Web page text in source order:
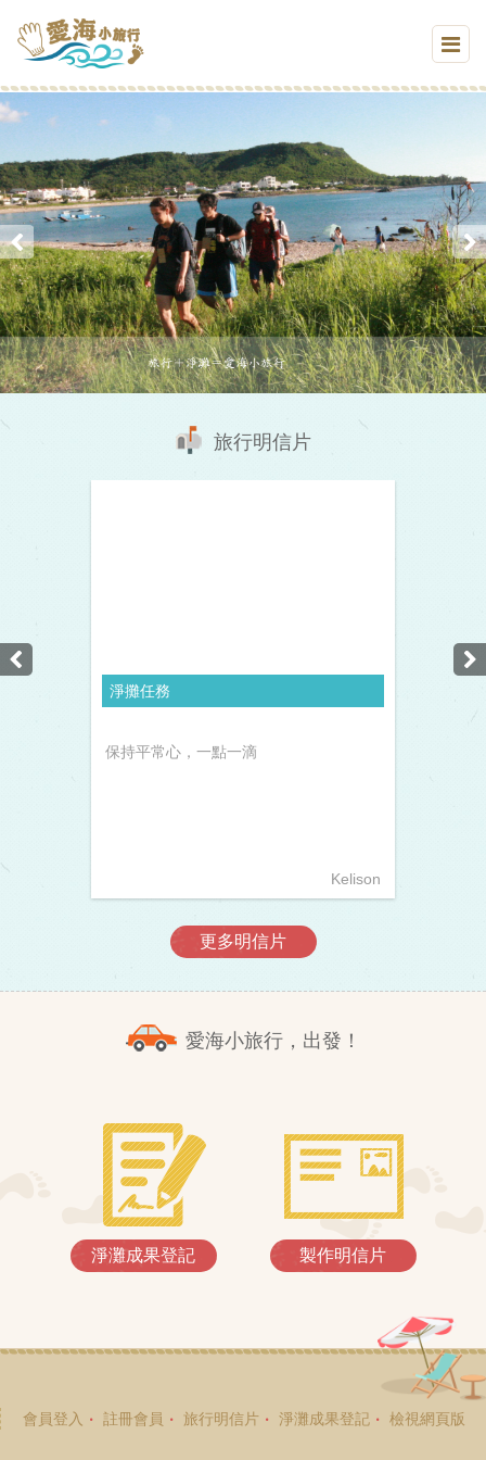
旅行明信片
淨攤任務
保持平常心，一點一滴
Kelison
更多明信片
愛海小旅行，出發！
淨灘成果登記 製作明信片
會員登入 註冊會員 旅行明信片 淨灘成果登記 檢視網頁版